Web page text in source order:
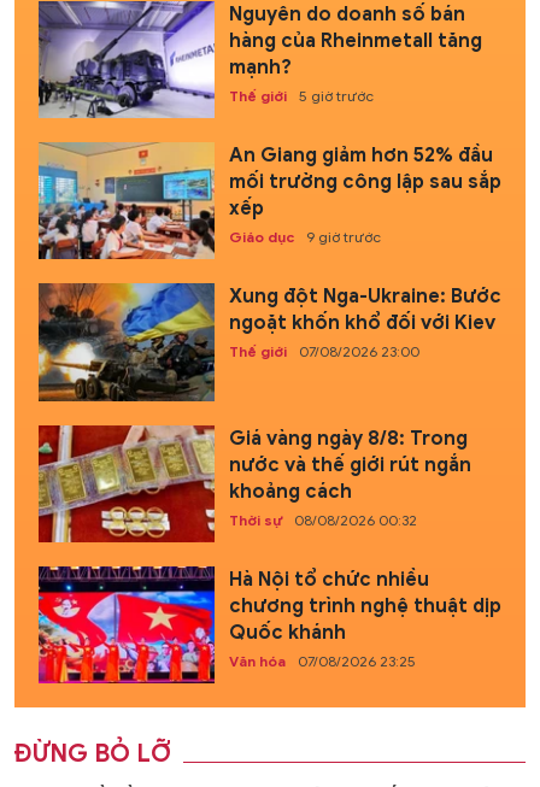
Nguyên do doanh số bán
hàng của Rheinmetall tăng
mạnh?
Thế giới 5 giờ trước
An Giang giảm hơn 52% đầu
mối trường công lập sau sắp
xếp
Giáo dục 9 giờ trước
Xung đột Nga-Ukraine: Bước
ngoặt khốn khổ đối với Kiev
Thế giới 07/08/2026 23:00
Giá vàng ngày 8/8: Trong
nước và thế giới rút ngắn
khoảng cách
Thời sự 08/08/2026 00:32
Hà Nội tổ chức nhiều
chương trình nghệ thuật dịp
Quốc khánh
Văn hóa 07/08/2026 23:25
ĐỪNG BỎ LỠ